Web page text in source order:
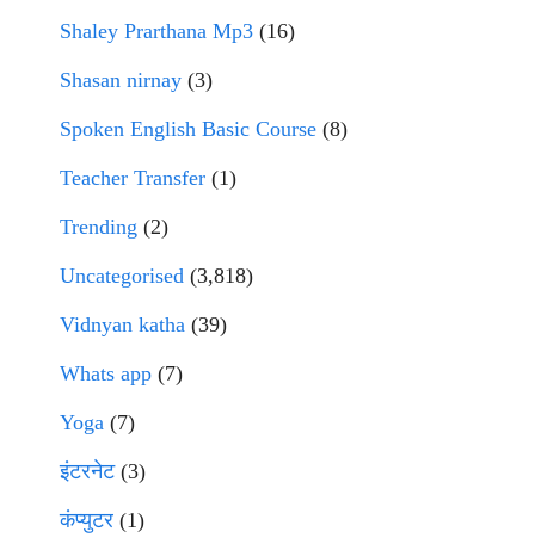
Shaley Prarthana Mp3 (16)
Shasan nirnay (3)
Spoken English Basic Course (8)
Teacher Transfer (1)
Trending (2)
Uncategorised (3,818)
Vidnyan katha (39)
Whats app (7)
Yoga (7)
इंटरनेट(3)
कंप्युटर (1)